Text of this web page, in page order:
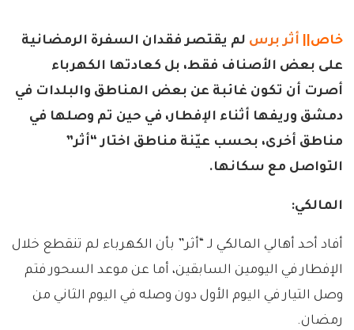
خاص|| أثر برس لم يقتصر فقدان السفرة الرمضانية
على بعض الأصناف فقط، بل كعادتها الكهرباء
أصرت أن تكون غائبة عن بعض المناطق والبلدات في
دمشق وريفها أثناء الإفطار، في حين تم وصلها في
مناطق أخرى، بحسب عيّنة مناطق اختار “أثر”
التواصل مع سكانها.
المالكي:
أفاد أحد أهالي المالكي لـ “أثر” بأن الكهرباء لم تنقطع خلال
الإفطار في اليومين السابقين، أما عن موعد السحور فتم
وصل التيار في اليوم الأول دون وصله في اليوم الثاني من
رمضان.